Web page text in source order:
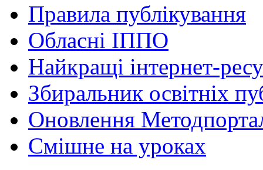
Правила публікування
Обласні ІППО
Найкращі інтернет-
Збиральник освітніх
Оновлення
Cмішне на уроках